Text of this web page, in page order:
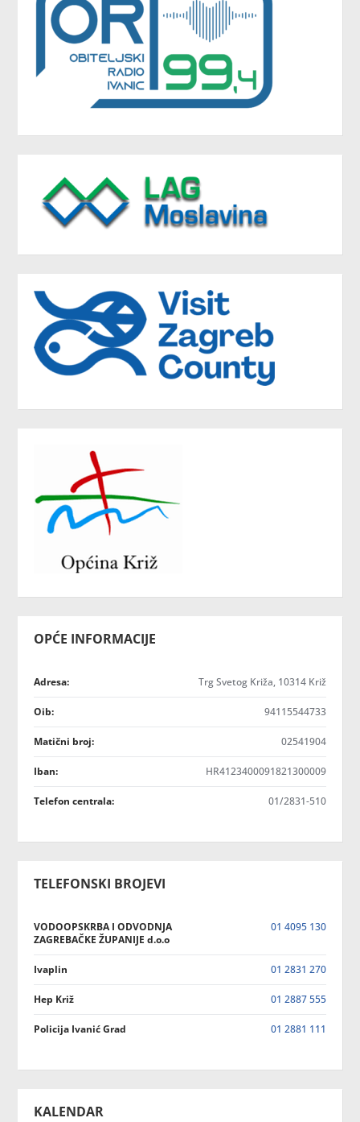
OPĆE INFORMACIJE
Adresa: Trg Svetog Križa, 10314 Križ
Oib: 94115544733
Matični broj: 02541904
Iban: HR4123400091821300009
Telefon centrala: 01/2831-510
TELEFONSKI BROJEVI
VODOOPSKRBA I ODVODNJA
ZAGREBAČKE ŽUPANIJE d.o.o
01 4095 130
Ivaplin 01 2831 270
Hep Križ 01 2887 555
Policija Ivanić Grad 01 2881 111
KALENDAR